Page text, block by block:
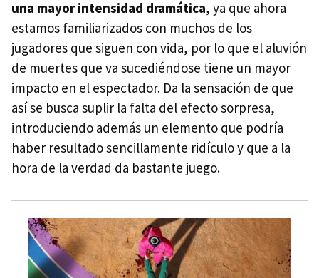
una mayor intensidad dramática, ya que ahora
estamos familiarizados con muchos de los
jugadores que siguen con vida, por lo que el aluvión
de muertes que va sucediéndose tiene un mayor
impacto en el espectador. Da la sensación de que
así se busca suplir la falta del efecto sorpresa,
introduciendo además un elemento que podría
haber resultado sencillamente ridículo y que a la
hora de la verdad da bastante juego.